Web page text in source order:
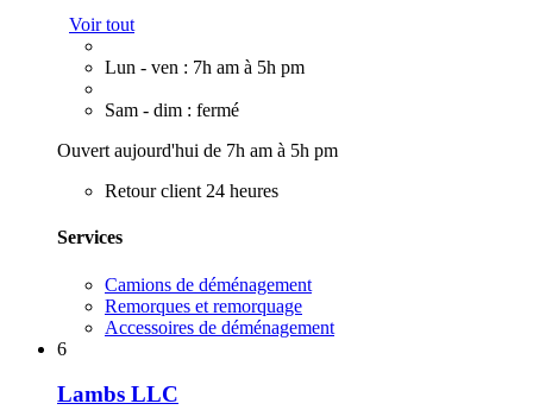
Voir tout
Lun - ven : 7h am à 5h pm
Sam - dim : fermé
Ouvert aujourd'hui de 7h am à 5h pm
Retour client 24 heures
Services
Camions de déménagement
Remorques et remorquage
Accessoires de déménagement
6
Lambs LLC